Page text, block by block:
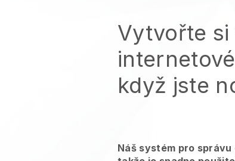
Vytvořte
když jste
Náš systém pro